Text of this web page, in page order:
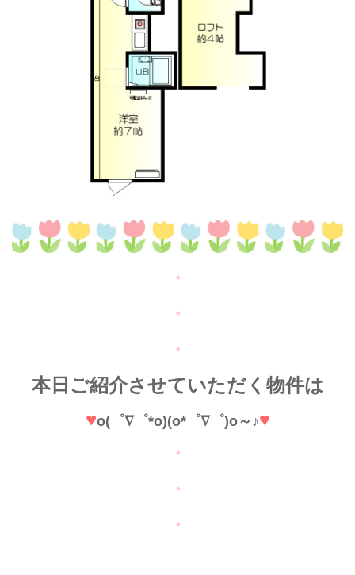
・
・
・
本日ご紹介させていただく物件は
♥o(゜∇゜*o)(o*゜∇゜)o～♪♥
・
・
・